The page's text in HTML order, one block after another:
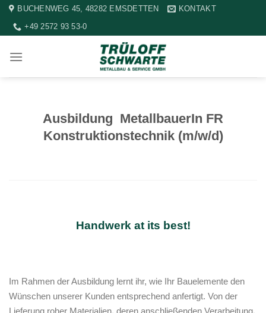
Zum
Inhalt
springen
BUCHENWEG 45, 48282 EMSDETTEN
KONTAKT
+49 2572 93 53-0
Ausbildung MetallbauerIn FR
Konstruktionstechnik (m/w/d)
Handwerk at its best!
Im Rahmen der Ausbildung lernt ihr, wie Ihr Bauelemente den
Wünschen unserer Kunden entsprechend anfertigt. Von der